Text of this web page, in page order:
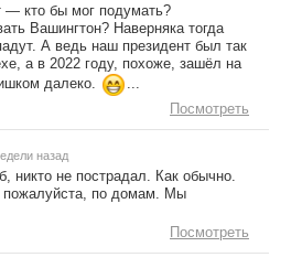
— кто бы мог подумать?
Вашингтон? Наверняка тогда
А ведь наш президент был так
а в 2022 году, похоже, зашёл на
далеко.
...
Посмотреть
назад
никто не пострадал. Как обычно.
пожалуйста, по домам. Мы
Посмотреть